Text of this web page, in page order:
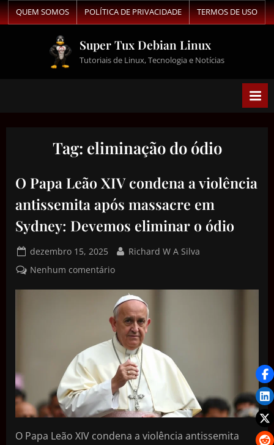
QUEM SOMOS POLÍTICA DE PRIVACIDADE TERMOS DE USO
Super Tux Debian Linux
Tutoriais de Linux, Tecnologia e Notícias
Tag: eliminação do ódio
O Papa Leão XIV condena a violência
antissemita após massacre em
Sydney: Devemos eliminar o ódio
dezembro 15, 2025
Richard W A Silva
Nenhum comentário
O Papa Leão XIV condena a violência antissemita